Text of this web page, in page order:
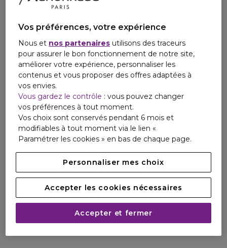
Vos préférences, votre expérience
Nous et nos partenaires utilisons des traceurs
pour assurer le bon fonctionnement de notre site,
améliorer votre expérience, personnaliser les
contenus et vous proposer des offres adaptées à
vos envies.
Vous gardez le contrôle : vous pouvez changer
vos préférences à tout moment.
Vos choix sont conservés pendant 6 mois et
modifiables à tout moment via le lien «
Paramétrer les cookies » en bas de chaque page.
Personnaliser mes choix
Accepter les cookies nécessaires
Accepter et fermer